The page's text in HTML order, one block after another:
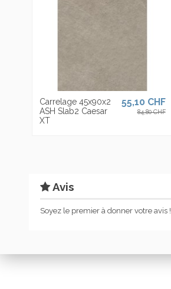
Carrelage 45x90x2
ASH Slab2 Caesar
XT
55,10 CHF
84,80 CHF
Avis
Soyez le premier à donner votre avis !